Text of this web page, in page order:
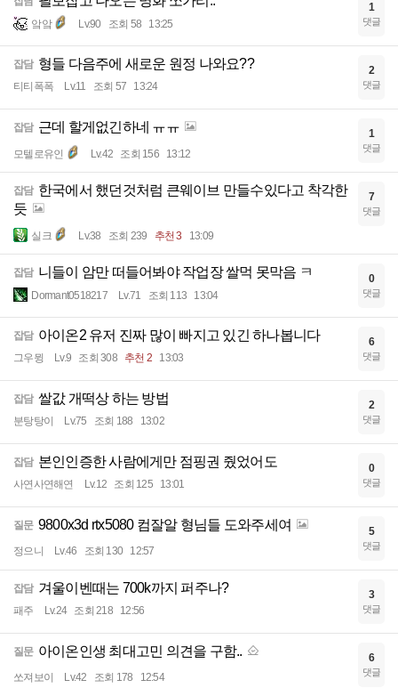
앜앜 Lv.90 조회 58 13:25
1
댓글
잡담 형들 다음주에 새로운 원정 나와요??
티티폭폭 Lv.11 조회 57 13:24
2
댓글
잡담 근데 할게없긴하네 ㅠㅠ
모텔로유인 Lv.42 조회 156 13:12
1
댓글
잡담 한국에서 했던것처럼 큰웨이브 만들수있다고 착각한
듯
실크 Lv.38 조회 239 추천 3 13:09
7
댓글
잡담 니들이 암만 떠들어봐야 작업장 쌀먹 못막음 ㅋ
Dormant0518217 Lv.71 조회 113 13:04
0
댓글
잡담 아이온2 유저 진짜 많이 빠지고 있긴 하나봅니다
그우뮝 Lv.9 조회 308 추천 2 13:03
6
댓글
잡담 쌀값 개떡상 하는 방법
분탕탕이 Lv.75 조회 188 13:02
2
댓글
잡담 본인인증한 사람에게만 점핑권 줬었어도
사연사연해연 Lv.12 조회 125 13:01
0
댓글
질문 9800x3d rtx5080 컴잘알 형님들 도와주세여
정으니 Lv.46 조회 130 12:57
5
댓글
잡담 겨울이벤때는 700k까지 퍼주나?
패주 Lv.24 조회 218 12:56
3
댓글
질문 아이온인생 최대고민 의견을 구함..
쏘져보이 Lv.42 조회 178 12:54
6
댓글